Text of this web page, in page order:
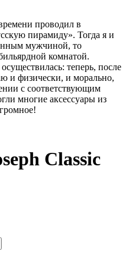
проводил в
пирамиду». Тогда я и
мужчиной, то
комнатой.
теперь, после
и физически, и морально,
с соответствующим
многие аксессуары из
Classic